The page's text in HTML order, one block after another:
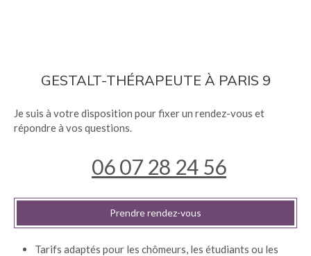
GESTALT-THÉRAPEUTE À PARIS 9
Je suis à votre disposition pour fixer un rendez-vous et
répondre à vos questions.
06 07 28 24 56
Prendre rendez-vous
Tarifs adaptés pour les chômeurs, les étudiants ou les